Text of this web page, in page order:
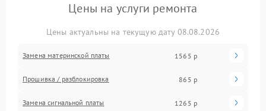
Цены на услуги ремонта
Цены актуальны на текущую дату 08.08.2026
Замена материнской платы 1565 р
Прошивка / разблокировка 865 р
Замена сигнальной платы 1265 р